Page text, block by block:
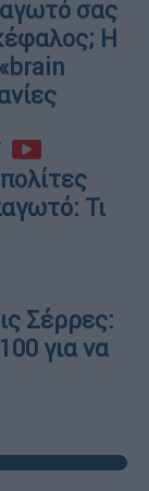
σας
Η
Τι
Σέρρες:
για να